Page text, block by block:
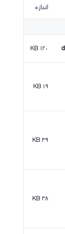
اندازه
۱۲۰ KB
۱۹ KB
۳۹ KB
۳۸ KB